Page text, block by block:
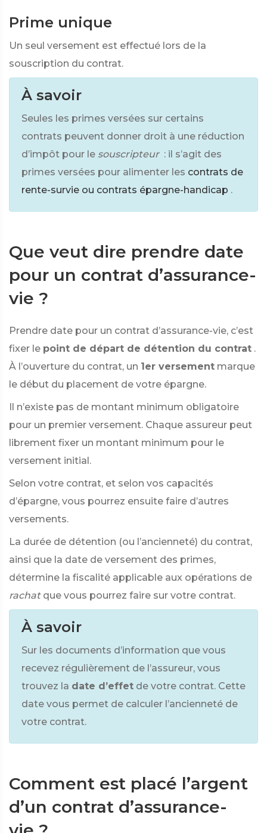
Prime unique
Un seul versement est effectué lors de la
souscription du contrat.
À savoir
Seules les primes versées sur certains
contrats peuvent donner droit à une réduction
d’impôt pour le souscripteur : il s’agit des
primes versées pour alimenter les contrats de
rente-survie ou contrats épargne-handicap .
Que veut dire prendre date
pour un contrat d’assurance-
vie ?
Prendre date pour un contrat d’assurance-vie, c’est
fixer le point de départ de détention du contrat .
À l’ouverture du contrat, un 1er versement marque
le début du placement de votre épargne.
Il n’existe pas de montant minimum obligatoire
pour un premier versement. Chaque assureur peut
librement fixer un montant minimum pour le
versement initial.
Selon votre contrat, et selon vos capacités
d’épargne, vous pourrez ensuite faire d’autres
versements.
La durée de détention (ou l’ancienneté) du contrat,
ainsi que la date de versement des primes,
détermine la fiscalité applicable aux opérations de
rachat que vous pourrez faire sur votre contrat.
À savoir
Sur les documents d’information que vous
recevez régulièrement de l’assureur, vous
trouvez la date d’effet de votre contrat. Cette
date vous permet de calculer l’ancienneté de
votre contrat.
Comment est placé l’argent
d’un contrat d’assurance-